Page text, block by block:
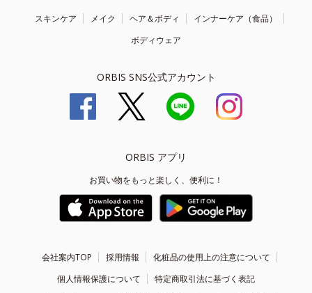
スキンケア メイク ヘア＆ボディ
インナーケア（食品）
ボディウェア
ORBIS SNS公式アカウント
ORBIS アプリ
お買い物をもっと楽しく、便利に！
会社案内TOP 採用情報
化粧品の使用上の注意について
個人情報保護について
特定商取引法に基づく表記